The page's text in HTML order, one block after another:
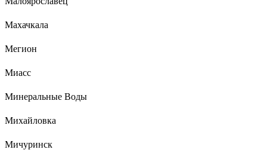
Махачкала
Мегион
Миасс
Минеральные Воды
Михайловка
Мичуринск